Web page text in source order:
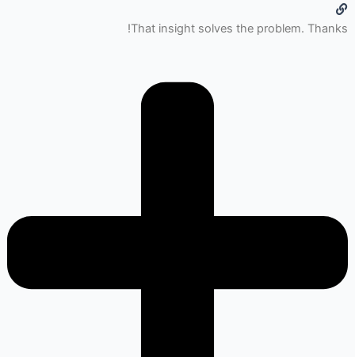
That insight solves the problem. Thanks!